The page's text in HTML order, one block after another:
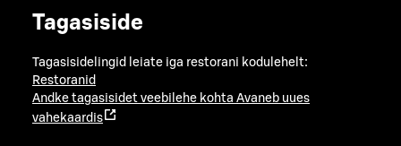
Tagasiside
Tagasisidelingid leiate iga restorani kodulehelt:
Restoranid
Andke tagasisidet veebilehe kohta Avaneb uues
vahekaardis